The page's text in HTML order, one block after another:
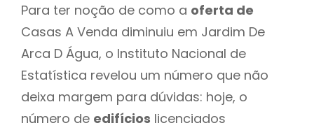
Para ter noção de como a oferta de
Casas A Venda diminuiu em Jardim De
Arca D Água, o Instituto Nacional de
Estatística revelou um número que não
deixa margem para dúvidas: hoje, o
número de edifícios licenciados